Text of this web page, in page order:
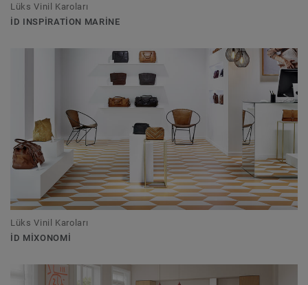
Lüks Vinil Karoları
ID INSPIRATION MARINE
Lüks Vinil Karoları
ID MIXONOMI